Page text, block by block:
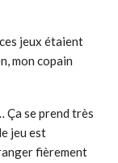
jeux étaient
mon copain
Ça se prend très
jeu est
fièrement